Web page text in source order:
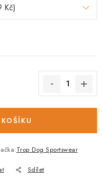
Trop Dog Sportswear
Sdílet